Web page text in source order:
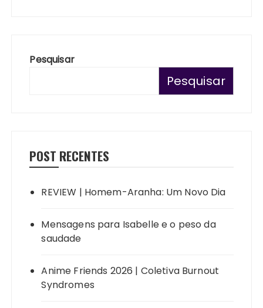
Pesquisar
Pesquisar
POST RECENTES
REVIEW | Homem-Aranha: Um Novo Dia
Mensagens para Isabelle e o peso da
saudade
Anime Friends 2026 | Coletiva Burnout
Syndromes